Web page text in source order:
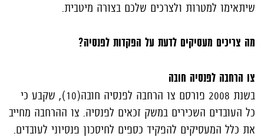
שיתאימו למטרות ולצרכים שלכם בצורה מיטבית.
מה צריכים מעסיקים לדעת על הפקדות לפנסיה?
צו הרחבה לפנסיה חובה
בשנת 2008 פורסם צו הרחבה לפנסיה חובה(10), שקבע כי
כל העובדים השכירים במשק זכאים לפנסיה. צו ההרחבה מחייב
את כלל המעסיקים להפקיד כספים לחיסכון פנסיוני לעובדים.